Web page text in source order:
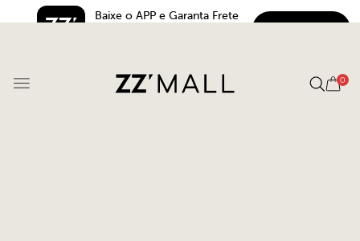
Baixe o APP e Garanta Frete
0